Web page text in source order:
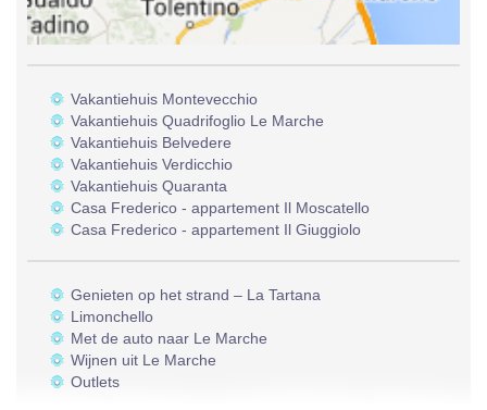
Vakantiehuis Montevecchio
Vakantiehuis Quadrifoglio Le Marche
Vakantiehuis Belvedere
Vakantiehuis Verdicchio
Vakantiehuis Quaranta
Casa Frederico - appartement Il Moscatello
Casa Frederico - appartement Il Giuggiolo
Genieten op het strand – La Tartana
Limonchello
Met de auto naar Le Marche
Wijnen uit Le Marche
Outlets